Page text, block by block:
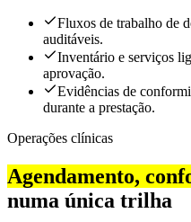
Fluxos de trabalho de
auditáveis.
Inventário e serviços
aprovação.
Evidências de
durante a prestação.
Operações clínicas
Agendamento,
numa única trilha